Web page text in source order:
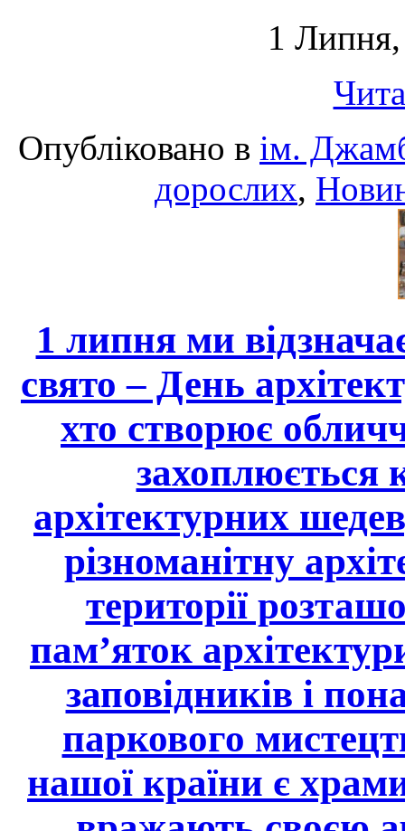
1
Опубліковано в ім.
дорослих,
1 липня ми
свято – День
хто створює
захоплюється
архітектурних
різноманітну
території
пам’яток
заповідників і
паркового
нашої країни є